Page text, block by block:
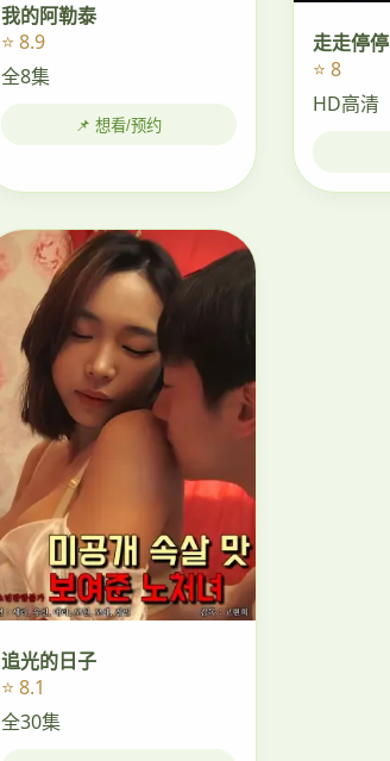
我的阿勒泰
⭐ 8.9
全8集
📌 想看/预约
走走停停
⭐ 8
HD高清
追光的日子
⭐ 8.1
全30集